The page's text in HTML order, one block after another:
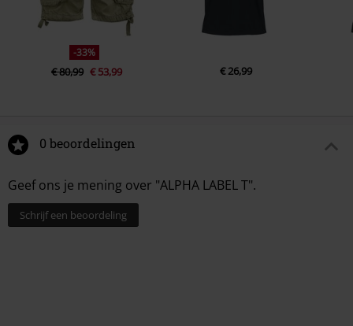
-33%
€ 80,99 € 53,99 € 26,99
0 beoordelingen
Geef ons je mening over "ALPHA LABEL T".
Schrijf een beoordeling